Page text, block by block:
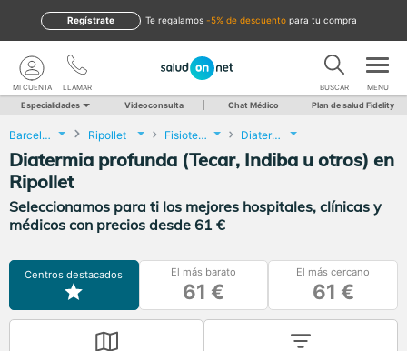
te regalamos -5% de descuento para tu compra
Regístrate
LLAMAR
MI CUENTA BUSCAR MENU
Especialidades Videoconsulta Chat Médico Plan de salud Fidelity
Barcelona Ripollet Fisioterapia Diatermia profunda (Tecar, Indiba u otros)
Diatermia profunda (Tecar, Indiba u otros) en
Ripollet
Seleccionamos para ti los mejores hospitales, clínicas y
médicos con precios desde 61 €
Centros destacados El más barato
61 €
El más cercano
61 €